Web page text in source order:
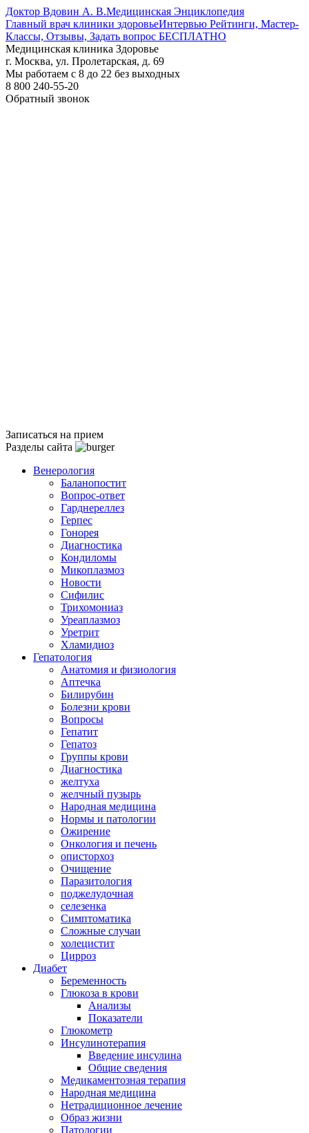
Доктор Вдовин А. В.Медицинская Энциклопедия
Главный врач клиники здоровьеИнтервью Рейтинги, Мастер-
Классы, Отзывы, Задать вопрос БЕСПЛАТНО
Медицинская клиника Здоровье
г. Москва, ул. Пролетарская, д. 69
Мы работаем с 8 до 22 без выходных
8 800 240-55-20
Обратный звонок
Записаться на прием
Разделы сайта
Венерология
Баланопостит
Вопрос-ответ
Гарднереллез
Герпес
Гонорея
Диагностика
Кондиломы
Микоплазмоз
Новости
Сифилис
Трихомониаз
Уреаплазмоз
Уретрит
Хламидиоз
Гепатология
Анатомия и физиология
Аптечка
Билирубин
Болезни крови
Вопросы
Гепатит
Гепатоз
Группы крови
Диагностика
желтуха
желчный пузырь
Народная медицина
Нормы и патологии
Ожирение
Онкология и печень
описторхоз
Очищение
Паразитология
поджелудочная
селезенка
Симптоматика
Сложные случаи
холецистит
Цирроз
Диабет
Беременность
Глюкоза в крови
Анализы
Показатели
Глюкометр
Инсулинотерапия
Введение инсулина
Общие сведения
Медикаментозная терапия
Народная медицина
Нетрадиционное лечение
Образ жизни
Патологии